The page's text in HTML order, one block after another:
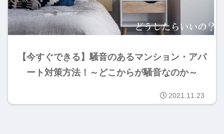
【今すぐできる】騒音のあるマンション・アパ
ート対策方法！～どこからが騒音なのか～
2021.11.23